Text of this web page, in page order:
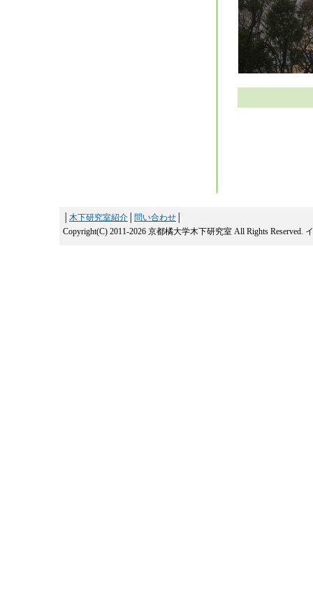
木下研究室紹介 問い合わせ
Copyright(C) 2011-2026 京都橘大学木下研究室 All Rights Reserved.